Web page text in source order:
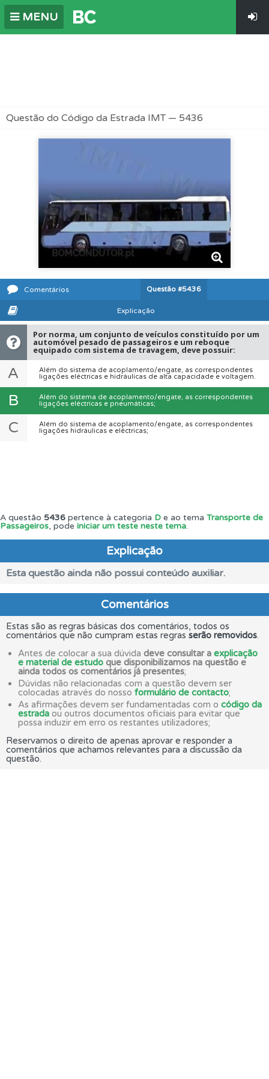
MENU
Questão do Código da Estrada IMT — 5436
Comentários Questão #5436
Explicação
Por norma, um conjunto de veículos constituído por um
automóvel pesado de passageiros e um reboque
equipado com sistema de travagem, deve possuir:
A
Além do sistema de acoplamento/engate, as correspondentes
ligações eléctricas e hidráulicas de alta capacidade e voltagem.
B
Além do sistema de acoplamento/engate, as correspondentes
ligações eléctricas e pneumáticas;
C
Além do sistema de acoplamento/engate, as correspondentes
ligações hidráulicas e eléctricas;
A questão 5436 pertence à categoria D e ao tema Transporte de
Passageiros, pode iniciar um teste neste tema.
Explicação
Esta questão ainda não possui conteúdo auxiliar.
Comentários
Estas são as regras básicas dos comentários, todos os
comentários que não cumpram estas regras serão removidos.
Antes de colocar a sua dúvida deve consultar a explicação
e material de estudo que disponibilizamos na questão e
ainda todos os comentários já presentes;
Dúvidas não relacionadas com a questão devem ser
colocadas através do nosso formulário de contacto;
As afirmações devem ser fundamentadas com o código da
estrada ou outros documentos oficiais para evitar que
possa induzir em erro os restantes utilizadores;
Reservamos o direito de apenas aprovar e responder a
comentários que achamos relevantes para a discussão da
questão.